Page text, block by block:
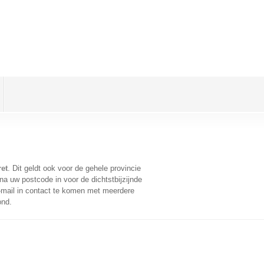
. Dit geldt ook voor de gehele provincie
uw postcode in voor de dichtstbijzijnde
in contact te komen met meerdere